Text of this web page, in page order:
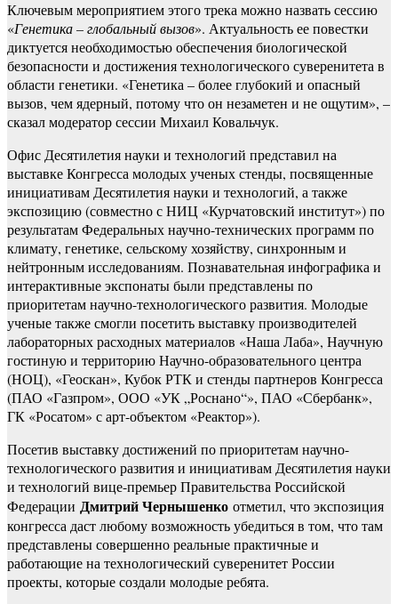
Ключевым мероприятием этого трека можно назвать сессию
«Генетика – глобальный вызов». Актуальность ее повестки
диктуется необходимостью обеспечения биологической
безопасности и достижения технологического суверенитета в
области генетики. «Генетика – более глубокий и опасный
вызов, чем ядерный, потому что он незаметен и не ощутим», –
сказал модератор сессии Михаил Ковальчук.
Офис Десятилетия науки и технологий представил на
выставке Конгресса молодых ученых стенды, посвященные
инициативам Десятилетия науки и технологий, а также
экспозицию (совместно с НИЦ «Курчатовский институт») по
результатам Федеральных научно-технических программ по
климату, генетике, сельскому хозяйству, синхронным и
нейтронным исследованиям. Познавательная инфографика и
интерактивные экспонаты были представлены по
приоритетам научно-технологического развития. Молодые
ученые также смогли посетить выставку производителей
лабораторных расходных материалов «Наша Лаба», Научную
гостиную и территорию Научно-образовательного центра
(НОЦ), «Геоскан», Кубок РТК и стенды партнеров Конгресса
(ПАО «Газпром», ООО «УК „Роснано“», ПАО «Сбербанк»,
ГК «Росатом» с арт-объектом «Реактор»).
Посетив выставку достижений по приоритетам научно-
технологического развития и инициативам Десятилетия науки
и технологий вице-премьер Правительства Российской
Федерации Дмитрий Чернышенко отметил, что экспозиция
конгресса даст любому возможность убедиться в том, что там
представлены совершенно реальные практичные и
работающие на технологический суверенитет России
проекты, которые создали молодые ребята.